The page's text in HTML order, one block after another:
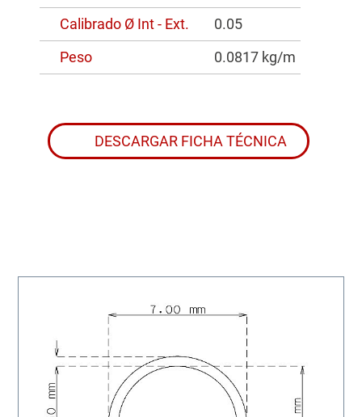
Calibrado Ø Int - Ext.
0.05
Peso
0.0817 kg/m
DESCARGAR FICHA TÉCNICA